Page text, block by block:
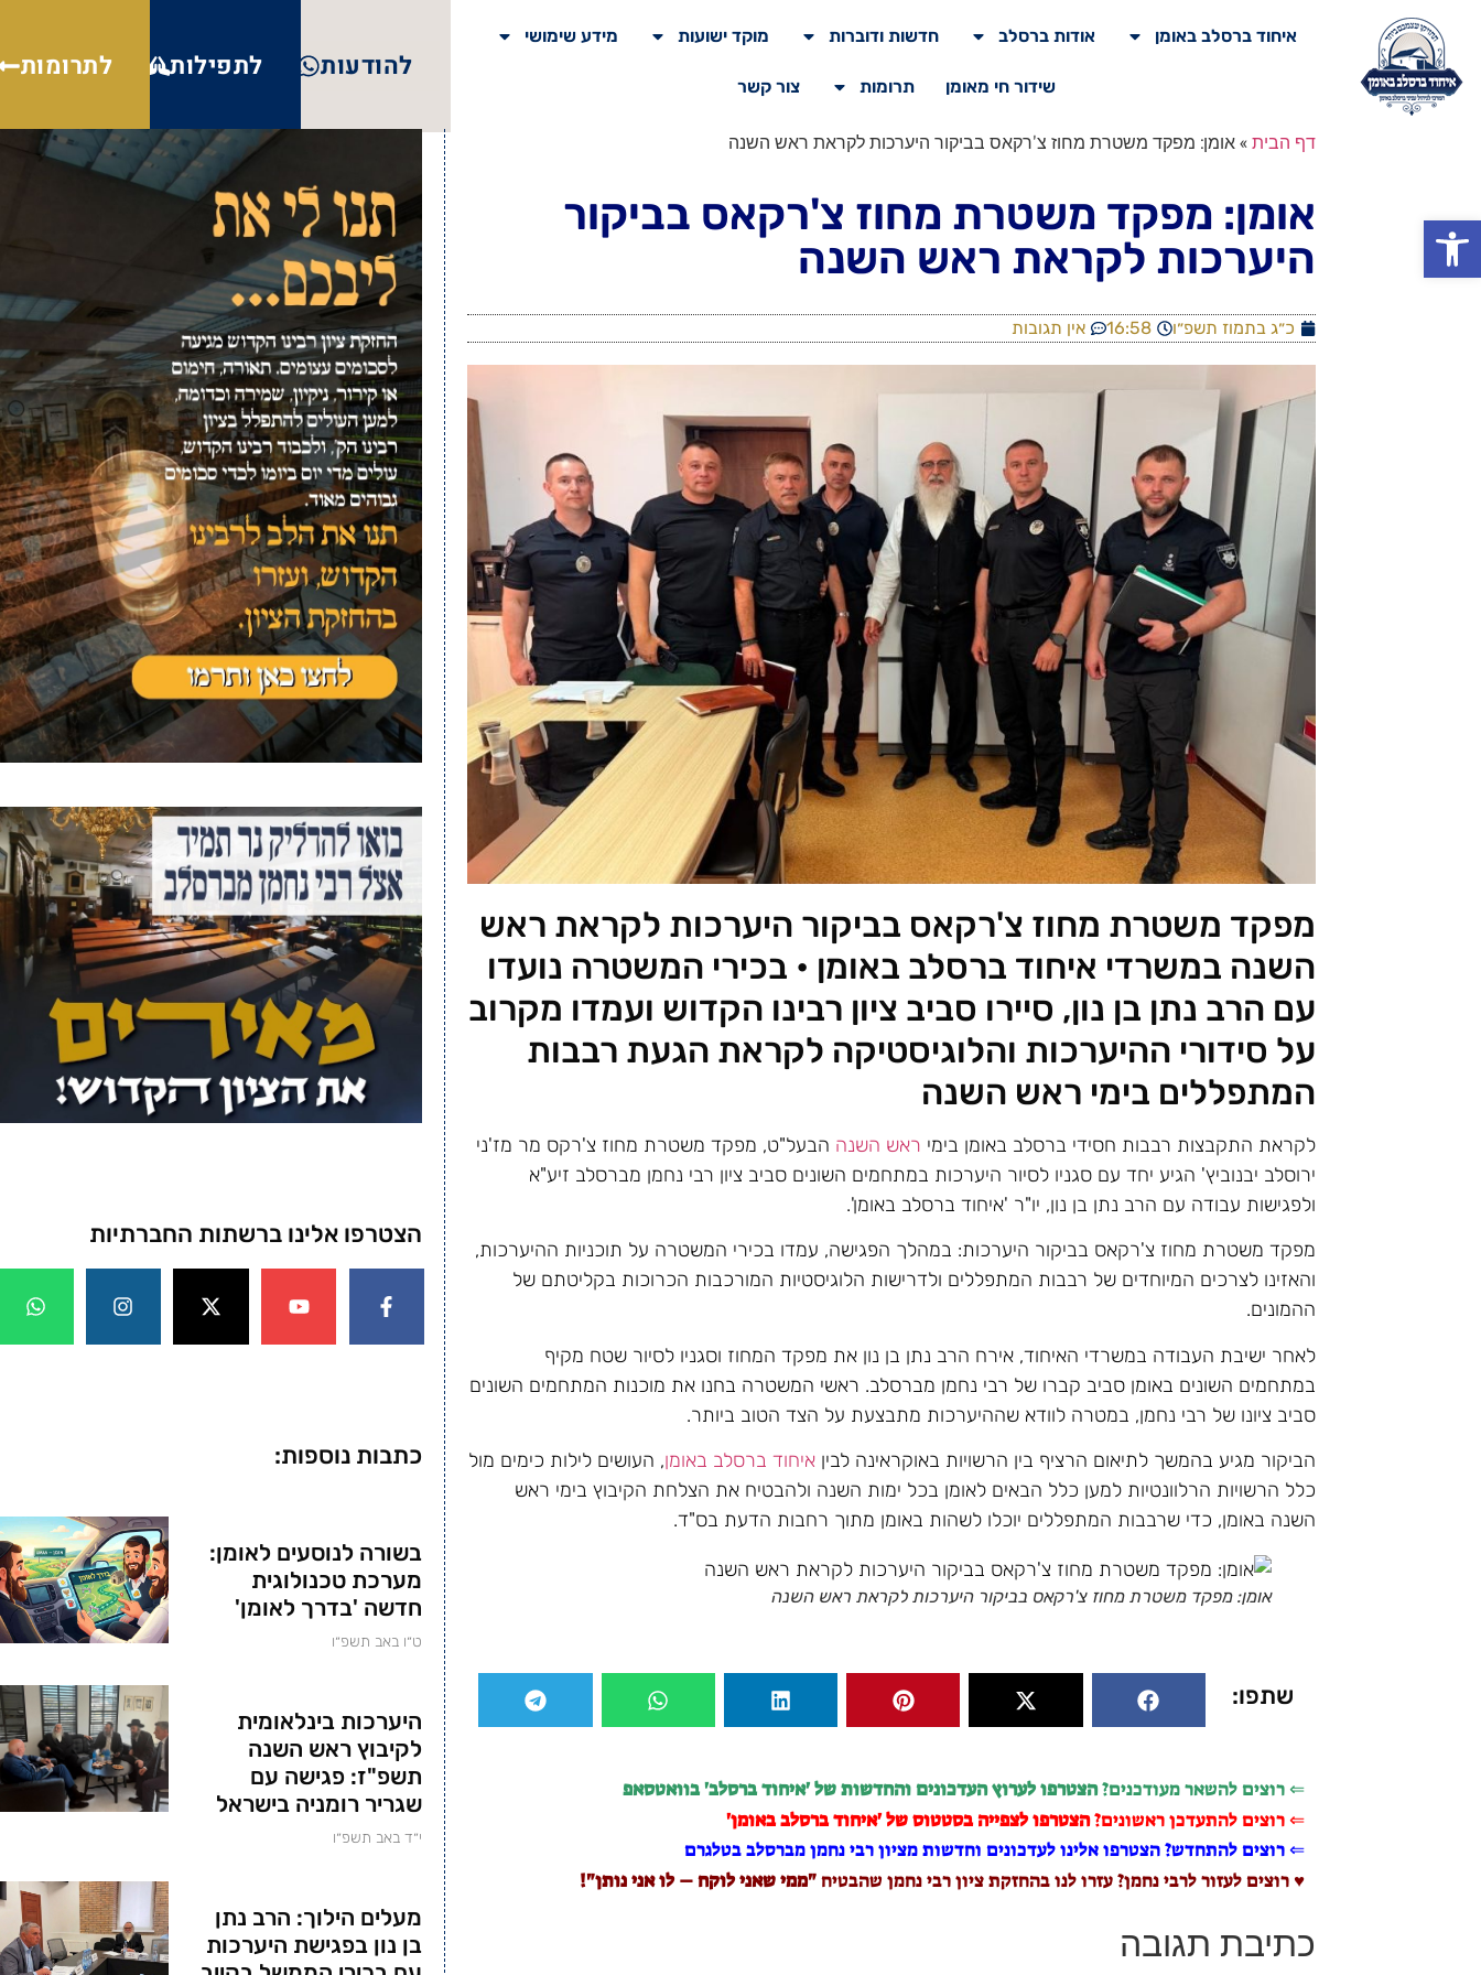
פתח סרגל נגישות
איחוד ברסלב באומן אודות ברסלב חדשות ודוברות מוקד ישועות מידע שימושי
שידור חי מאומן תרומות צור קשר
להודעות לתפילות לתרומות
דף הבית»אומן: מפקד משטרת מחוז צ'רקאס בביקור היערכות לקראת ראש השנה
אומן: מפקד משטרת מחוז צ'רקאס בביקור
היערכות לקראת ראש השנה
כ״ג בתמוז תשפ״ו 16:58 אין תגובות
מפקד משטרת מחוז צ'רקאס בביקור היערכות לקראת ראש
השנה במשרדי איחוד ברסלב באומן • בכירי המשטרה נועדו
עם הרב נתן בן נון, סיירו סביב ציון רבינו הקדוש ועמדו מקרוב
על סידורי ההיערכות והלוגיסטיקה לקראת הגעת רבבות
המתפללים בימי ראש השנה
לקראת התקבצות רבבות חסידי ברסלב באומן בימי ראש השנה הבעל"ט, מפקד משטרת מחוז צ'רקס מר מז'ני
ירוסלב יבנוביץ' הגיע יחד עם סגניו לסיור היערכות במתחמים השונים סביב ציון רבי נחמן מברסלב זיע"א
ולפגישות עבודה עם הרב נתן בן נון, יו"ר 'איחוד ברסלב באומן'.
מפקד משטרת מחוז צ'רקאס בביקור היערכות: במהלך הפגישה, עמדו בכירי המשטרה על תוכניות ההיערכות,
והאזינו לצרכים המיוחדים של רבבות המתפללים ולדרישות הלוגיסטיות המורכבות הכרוכות בקליטתם של
ההמונים.
לאחר ישיבת העבודה במשרדי האיחוד, אירח הרב נתן בן נון את מפקד המחוז וסגניו לסיור שטח מקיף
במתחמים השונים באומן סביב קברו של רבי נחמן מברסלב. ראשי המשטרה בחנו את מוכנות המתחמים השונים
סביב ציונו של רבי נחמן, במטרה לוודא שההיערכות מתבצעת על הצד הטוב ביותר.
הביקור מגיע בהמשך לתיאום הרציף בין הרשויות באוקראינה לבין איחוד ברסלב באומן, העושים לילות כימים מול
כלל הרשויות הרלוונטיות למען כלל הבאים לאומן בכל ימות השנה ולהבטיח את הצלחת הקיבוץ בימי ראש
השנה באומן, כדי שרבבות המתפללים יוכלו לשהות באומן מתוך רחבות הדעת בס"ד.
אומן: מפקד משטרת מחוז צ'רקאס בביקור היערכות לקראת ראש השנה
שתפו:
⇐ רוצים להשאר מעודכנים?הצטרפו לערוץ העדכונים והחדשות של 'איחוד ברסלב' בוואטסאפ
⇐ רוצים להתעדכן ראשונים?הצטרפו לצפייה בסטטוס של 'איחוד ברסלב באומן'
⇐ רוצים להתחדש? הצטרפו אלינו לעדכונים וחדשות מציון רבי נחמן מברסלב בטלגרם
♥ רוצים לעזור לרבי נחמן? עזרו לנו בהחזקת ציון רבי נחמן שהבטיח"ממי שאני לוקח – לו אני נותן"!
כתיבת תגובה
הצטרפו אלינו ברשתות החברתיות
כתבות נוספות:
בשורה לנוסעים לאומן:
מערכת טכנולוגית
חדשה 'בדרך לאומן'
ט״ו באב תשפ״ו
היערכות בינלאומית
לקיבוץ ראש השנה
תשפ"ז: פגישה עם
שגריר רומניה בישראל
י״ד באב תשפ״ו
מעלים הילוך: הרב נתן
בן נון בפגישת היערכות